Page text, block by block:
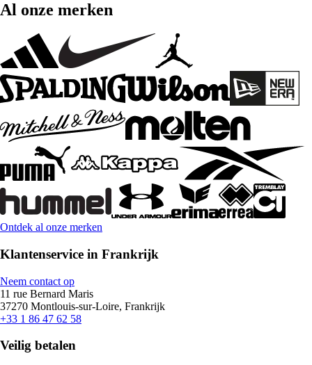
Al onze merken
Ontdek al onze merken
Klantenservice in Frankrijk
Neem contact op
11 rue Bernard Maris
37270 Montlouis-sur-Loire, Frankrijk
+33 1 86 47 62 58
Veilig betalen